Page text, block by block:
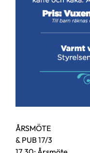
ÅRSMÖTE
& PUB 17/3